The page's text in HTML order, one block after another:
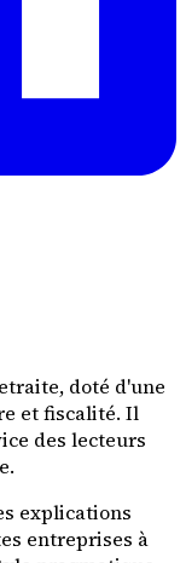
doté d'une
et fiscalité. Il
des lecteurs
explications
entreprises à